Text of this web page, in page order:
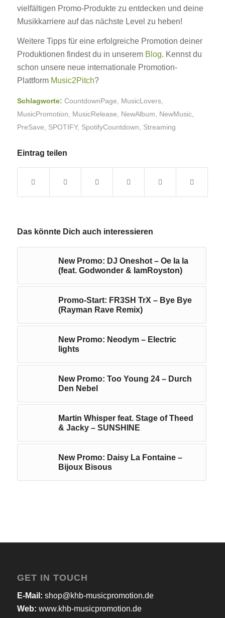
vielfältigen Promo-Produkte zu entdecken und deine
Musikkarriere auf das nächste Level zu heben!
Weitere Tipps für eine erfolgreiche Promotion deiner
Produktionen findest du in unserem Blog. Kennst du
schon unsere neue internationale Promotion-
Plattform Music2Pitch?
Schlagworte: CountdownPage MusicLovers,
MusicPromotion
MusicRelease NewAlbum NewMusic,
PreSave
SPOTIFY, SpotifyCountdown Streaming
Eintrag teilen
Das könnte Dich auch interessieren
New Promo: DJ Oneshot – Oe la la
(feat. Godwonder & IamRoyston)
Promo-Start: FR3SH TrX – Bye Bye
(Rayman Rave Remix)
New Promo: Neodym – Electric
lights
New Promo: Too Young 24 – Durch
Den Nebel
Martin Whisper feat. Stage of Theed
& Jacky – SUNSHINE
New Promo: Daisy La Fontaine –
Bijoux Bisous
GET IN TOUCH
E-Mail: shop@khb-musicpromotion.de
Web: www.khb-musicpromotion.de